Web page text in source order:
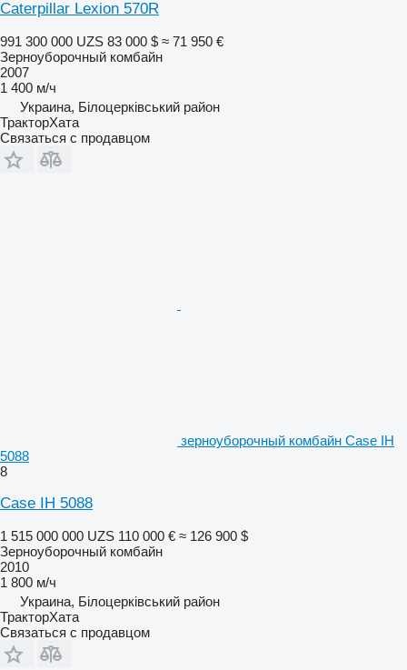
Caterpillar Lexion 570R
991 300 000 UZS 83 000 $ ≈ 71 950 €
Зерноуборочный комбайн
2007
1 400 м/ч
Украина, Білоцерківський район
ТракторХата
Связаться с продавцом
зерноуборочный комбайн Case IH
5088
8
Case IH 5088
1 515 000 000 UZS 110 000 € ≈ 126 900 $
Зерноуборочный комбайн
2010
1 800 м/ч
Украина, Білоцерківський район
ТракторХата
Связаться с продавцом